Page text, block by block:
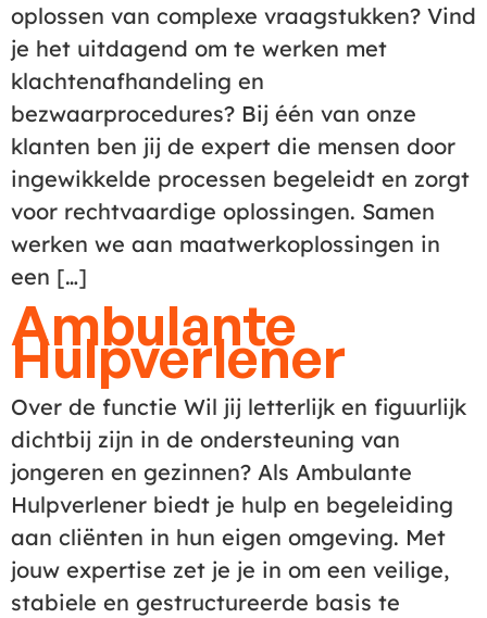
oplossen van complexe vraagstukken? Vind
je het uitdagend om te werken met
klachtenafhandeling en
bezwaarprocedures? Bij één van onze
klanten ben jij de expert die mensen door
ingewikkelde processen begeleidt en zorgt
voor rechtvaardige oplossingen. Samen
werken we aan maatwerkoplossingen in
een […]
Ambulante
Hulpverlener
Over de functie Wil jij letterlijk en figuurlijk
dichtbij zijn in de ondersteuning van
jongeren en gezinnen? Als Ambulante
Hulpverlener biedt je hulp en begeleiding
aan cliënten in hun eigen omgeving. Met
jouw expertise zet je je in om een veilige,
stabiele en gestructureerde basis te